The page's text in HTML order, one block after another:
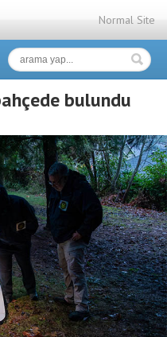
Normal Site
bulundu